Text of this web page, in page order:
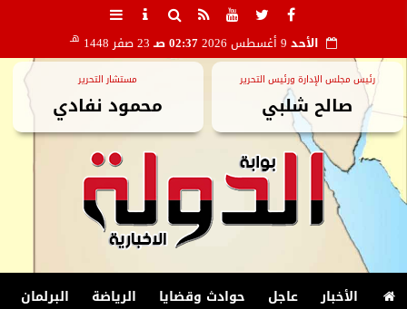
الأحد 02:37 صـ 23 صفر 1448 هـ
رئيس مجلس الإدارة ورئيس التحرير
صالح شلبي
مستشار التحرير
محمود نفادي
الأخبار عاجل حوادث وقضايا الرياضة البرلمان